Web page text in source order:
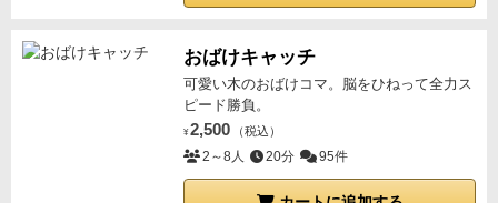
おばけキャッチ
可愛い木のおばけコマ。脳をひねって全力ス
ピード勝負。
¥ 2,500 （税込）
2～8人 20分 95件